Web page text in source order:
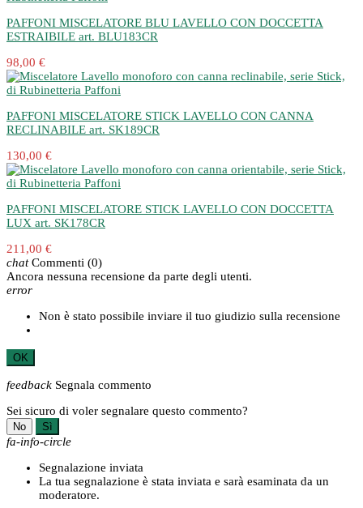
PAFFONI MISCELATORE BLU LAVELLO CON DOCCETTA
ESTRAIBILE art. BLU183CR
98,00 €
PAFFONI MISCELATORE STICK LAVELLO CON CANNA
RECLINABILE art. SK189CR
130,00 €
PAFFONI MISCELATORE STICK LAVELLO CON DOCCETTA
LUX art. SK178CR
211,00 €
chat Commenti (0)
Ancora nessuna recensione da parte degli utenti.
error
Non è stato possibile inviare il tuo giudizio sulla recensione
OK
feedback Segnala commento
Sei sicuro di voler segnalare questo commento?
No Sì
fa-info-circle
Segnalazione inviata
La tua segnalazione è stata inviata e sarà esaminata da un
moderatore.